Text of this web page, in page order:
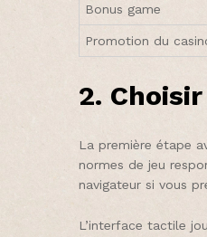
Bonus game
Promotion du
2.
La première étape
normes de jeu
navigateur si vous
L’interface tactile